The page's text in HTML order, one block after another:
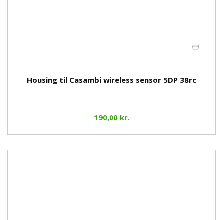
Housing til Casambi wireless sensor 5DP 38rc
190,00 kr.